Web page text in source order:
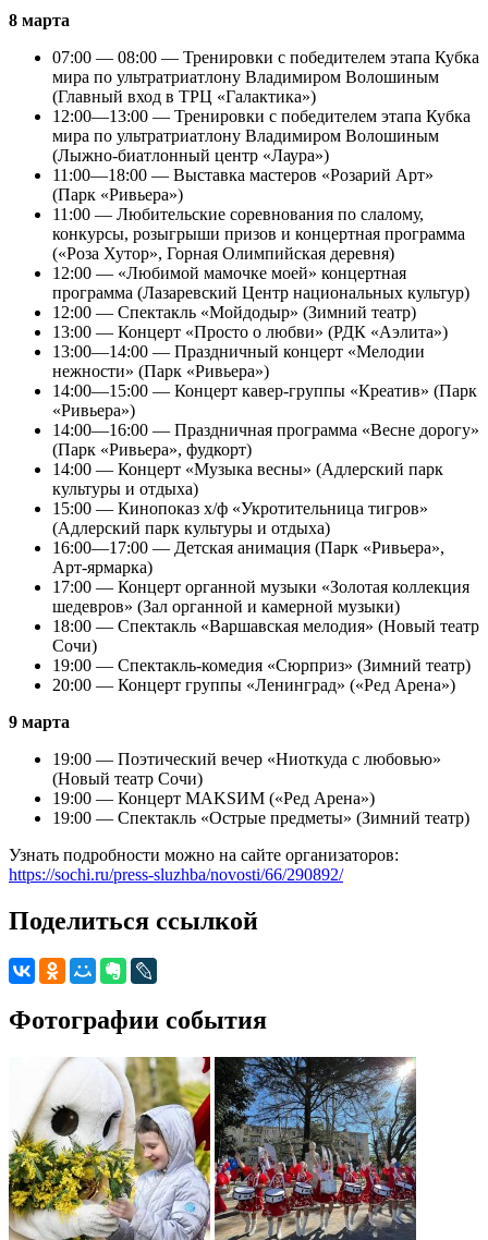
8 марта
07:00 — 08:00 — Тренировки с победителем этапа Кубка
мира по ультратриатлону Владимиром Волошиным
(Главный вход в ТРЦ «Галактика»)
12:00—13:00 — Тренировки с победителем этапа Кубка
мира по ультратриатлону Владимиром Волошиным
(Лыжно-биатлонный центр «Лаура»)
11:00—18:00 — Выставка мастеров «Розарий Арт»
(Парк «Ривьера»)
11:00 — Любительские соревнования по слалому,
конкурсы, розыгрыши призов и концертная программа
(«Роза Хутор», Горная Олимпийская деревня)
12:00 — «Любимой мамочке моей» концертная
программа (Лазаревский Центр национальных культур)
12:00 — Спектакль «Мойдодыр» (Зимний театр)
13:00 — Концерт «Просто о любви» (РДК «Аэлита»)
13:00—14:00 — Праздничный концерт «Мелодии
нежности» (Парк «Ривьера»)
14:00—15:00 — Концерт кавер-группы «Креатив» (Парк
«Ривьера»)
14:00—16:00 — Праздничная программа «Весне дорогу»
(Парк «Ривьера», фудкорт)
14:00 — Концерт «Музыка весны» (Адлерский парк
культуры и отдыха)
15:00 — Кинопоказ х/ф «Укротительница тигров»
(Адлерский парк культуры и отдыха)
16:00—17:00 — Детская анимация (Парк «Ривьера»,
Арт-ярмарка)
17:00 — Концерт органной музыки «Золотая коллекция
шедевров» (Зал органной и камерной музыки)
18:00 — Спектакль «Варшавская мелодия» (Новый театр
Сочи)
19:00 — Спектакль-комедия «Сюрприз» (Зимний театр)
20:00 — Концерт группы «Ленинград» («Ред Арена»)
9 марта
19:00 — Поэтический вечер «Ниоткуда с любовью»
(Новый театр Сочи)
19:00 — Концерт MAKSИМ («Ред Арена»)
19:00 — Спектакль «Острые предметы» (Зимний театр)
Узнать подробности можно на сайте организаторов:
https://sochi.ru/press-sluzhba/novosti/66/290892/
Поделиться ссылкой
Фотографии события